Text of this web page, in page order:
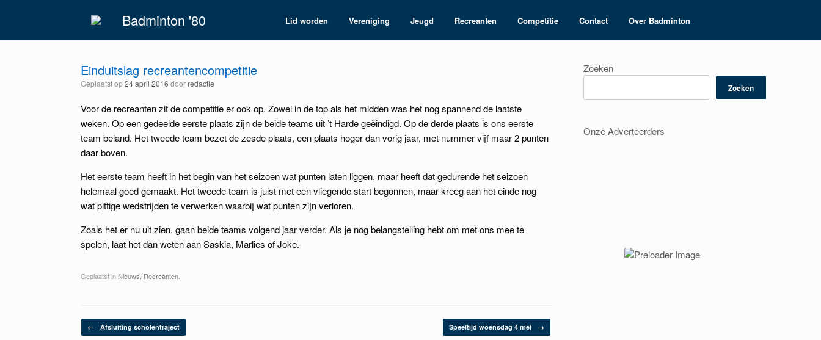
Badminton '80 Lid worden Vereniging Jeugd Recreanten Competitie Contact Over Badminton
Einduitslag recreantencompetitie
Geplaatst op24 april 2016 doorredactie
Voor de recreanten zit de competitie er ook op. Zowel in de top als het midden was het nog spannend de laatste
weken. Op een gedeelde eerste plaats zijn de beide teams uit ’t Harde geëindigd. Op de derde plaats is ons eerste
team beland. Het tweede team bezet de zesde plaats, een plaats hoger dan vorig jaar, met nummer vijf maar 2 punten
daar boven.
Het eerste team heeft in het begin van het seizoen wat punten laten liggen, maar heeft dat gedurende het seizoen
helemaal goed gemaakt. Het tweede team is juist met een vliegende start begonnen, maar kreeg aan het einde nog
wat pittige wedstrijden te verwerken waarbij wat punten zijn verloren.
Zoals het er nu uit zien, gaan beide teams volgend jaar verder. Als je nog belangstelling hebt om met ons mee te
spelen, laat het dan weten aan Saskia, Marlies of Joke.
Geplaatst in Nieuws Recreanten
Berichtnavigatie
← Afsluiting scholentraject Speeltijd woensdag 4 mei →
Zoeken
Zoeken
Onze Adverteerders